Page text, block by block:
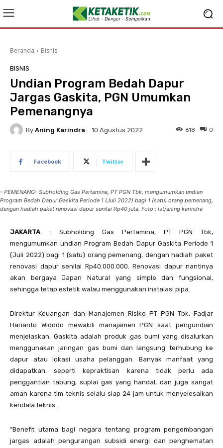
Beranda Bisnis
BISNIS
Undian Program Bedah Dapur
Jargas Gaskita, PGN Umumkan
Pemenangnya
By Aning Karindra 10 Agustus 2022 0
618
Facebook Twitter
- PEMENANG- Subholding Gas Pertamina, PT PGN Tbk, mengumumkan undian
Program Bedah Dapur Gaskita Periode 1 (Juli 2022) bagi 1 (satu) orang pemenang,
dengan hadiah paket renovasi dapur senilai Rp40 juta. Foto : ist/aning karindra
JAKARTA– Subholding Gas Pertamina, PT PGN Tbk,
mengumumkan undian Program Bedah Dapur Gaskita Periode 1
(Juli 2022) bagi 1 (satu) orang pemenang, dengan hadiah paket
renovasi dapur senilai Rp40.000.000. Renovasi dapur nantinya
akan bergaya Japan Natural yang simple dan fungsional,
sehingga tetap estetik walau menggunakan instalasi pipa.
Direktur Keuangan dan Manajemen Risiko PT PGN Tbk, Fadjar
Harianto Widodo mewakili manajamen PGN saat pengundian
menjelaskan, Gaskita adalah produk gas bumi yang disalurkan
menggunakan jaringan gas bumi dan langsung terhubung ke
dapur atau lokasi usaha pelanggan. Banyak manfaat yang
didapatkan, seperti kepraktisan karena tidak perlu ada
penggantian tabung, suplai gas yang handal, dan juga sangat
aman karena tim teknis selalu siap 24 jam untuk menyelesaikan
kendala teknis.
“Benefit utama bagi negara tentang program pengembangan
jargas adalah pengurangan subsidi energi dan penghematan